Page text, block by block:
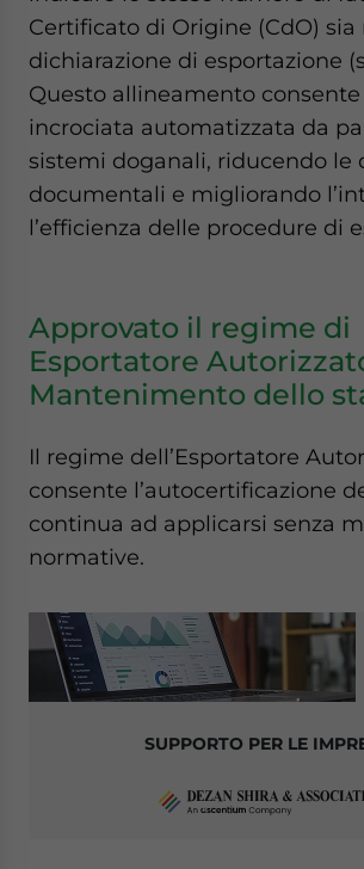
Certificato di Origine (CdO) sia
dichiarazione di esportazione
Questo allineamento
incrociata automatizzata da
sistemi doganali, riducendo le
documentali e migliorando
l’efficienza delle procedure di
Approvato il regime di
Esportatore
Mantenimento dello
Il regime dell’Esportatore
consente l’autocertificazione
continua ad applicarsi senza
normative.
SUPPORTO PER LE